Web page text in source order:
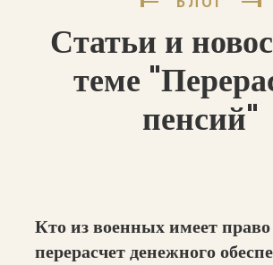
Статьи и
теме
пенсий"
Кто из военных имеет
перерасчет денежного